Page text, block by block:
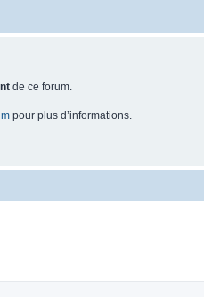
de ce forum.
pour plus d’informations.